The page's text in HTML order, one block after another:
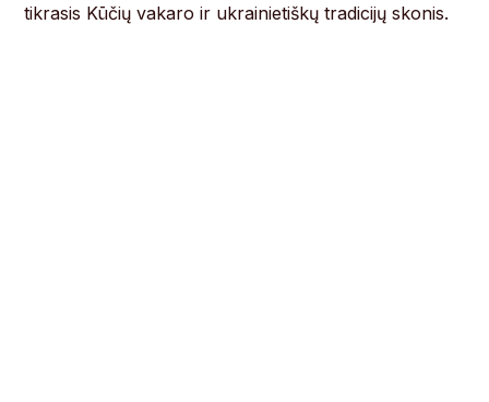
tikrasis Kūčių vakaro ir ukrainietiškų tradicijų skonis.